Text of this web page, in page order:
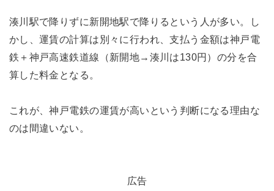
湊川駅で降りずに新開地駅で降りるという人が多い。し
かし、運賃の計算は別々に行われ、支払う金額は神戸電
鉄＋神戸高速鉄道線（新開地→湊川は130円）の分を合
算した料金となる。
これが、神戸電鉄の運賃が高いという判断になる理由な
のは間違いない。
広告